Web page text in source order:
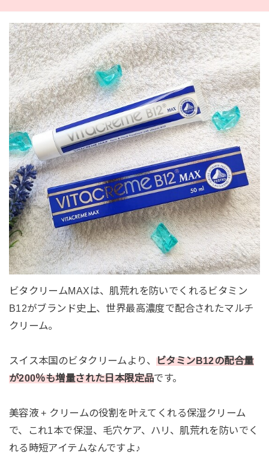
ビタクリームMAXは、肌荒れを防いでくれるビタミン
B12がブランド史上、世界最高濃度で配合されたマルチ
クリーム。
スイス本国のビタクリームより、ビタミンB12の配合量
が200％も増量された日本限定品です。
美容液 + クリームの役割を叶えてくれる保湿クリーム
で、これ1本で保湿、毛穴ケア、ハリ、肌荒れを防いでく
れる時短アイテムなんですよ♪